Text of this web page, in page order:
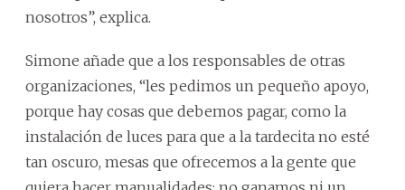
nosotros”, explica.
Simone añade que a los responsables de otras
organizaciones, “les pedimos un pequeño apoyo,
porque hay cosas que debemos pagar, como la
instalación de luces para que a la tardecita no esté
tan oscuro, mesas que ofrecemos a la gente que